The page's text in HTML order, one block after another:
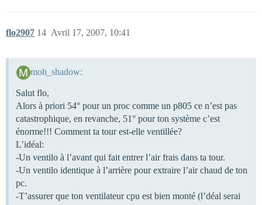
flo2907 Avril 17, 2007, 10:41
14
moh_shadow:
Salut flo,
Alors à priori 54° pour un proc comme un p805 ce n’est pas
catastrophique, en revanche, 51° pour ton système c’est
énorme!!! Comment ta tour est-elle ventillée?
L’idéal:
-Un ventilo à l’avant qui fait entrer l’air frais dans ta tour.
-Un ventilo identique à l’arrière pour extraire l’air chaud de ton
pc.
-T’assurer que ton ventilateur cpu est bien monté (l’déal serai